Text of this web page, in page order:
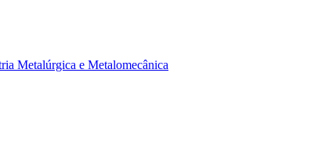
Metalúrgica e Metalomecânica